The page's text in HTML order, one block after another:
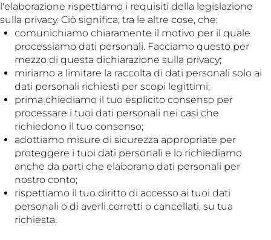
l'elaborazione rispettiamo i requisiti della legislazione
sulla privacy. Ciò significa, tra le altre cose, che:
comunichiamo chiaramente il motivo per il quale
processiamo dati personali. Facciamo questo per
mezzo di questa dichiarazione sulla privacy;
miriamo a limitare la raccolta di dati personali solo ai
dati personali richiesti per scopi legittimi;
prima chiediamo il tuo esplicito consenso per
processare i tuoi dati personali nei casi che
richiedono il tuo consenso;
adottiamo misure di sicurezza appropriate per
proteggere i tuoi dati personali e lo richiediamo
anche da parti che elaborano dati personali per
nostro conto;
rispettiamo il tuo diritto di accesso ai tuoi dati
personali o di averli corretti o cancellati, su tua
richiesta.